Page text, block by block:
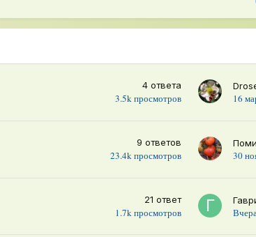
4 ответа
3.5kпросмотров 16
9 ответов
23.4kпросмотров 30
21 ответ
1.7kпросмотров